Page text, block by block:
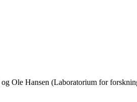
Ole Hansen (Laboratorium for